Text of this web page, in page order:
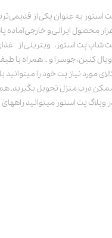
محصول ایرانی و خارجی
شاپ پت استور، ویترینی از
کنین، جوسرا و .. همراه با
مورد نیاز پت خود را
درب منزل تحویل بگیرید.
وبلاگ پت استور میتوانید